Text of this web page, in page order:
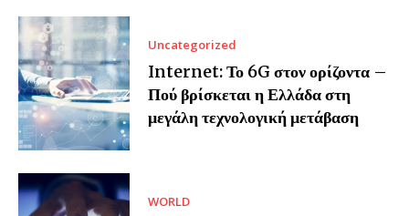
Uncategorized
Internet: Το 6G στον ορίζοντα –
Πού βρίσκεται η Ελλάδα στη
μεγάλη τεχνολογική μετάβαση
WORLD